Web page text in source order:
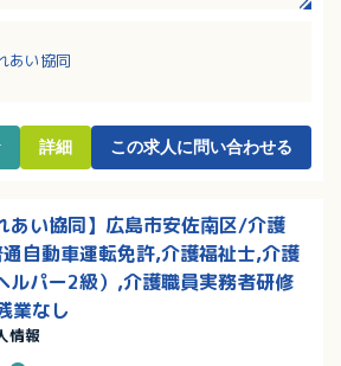
務できる方歓迎！第2土曜、日曜、祝日の
200円！
あい協同
詳細 この求人に問い合わせる
あい協同】広島市安佐南区/介護
自動車運転免許,介護福祉士,介護
ルパー2級）,介護職員実務者研修
業なし
情報